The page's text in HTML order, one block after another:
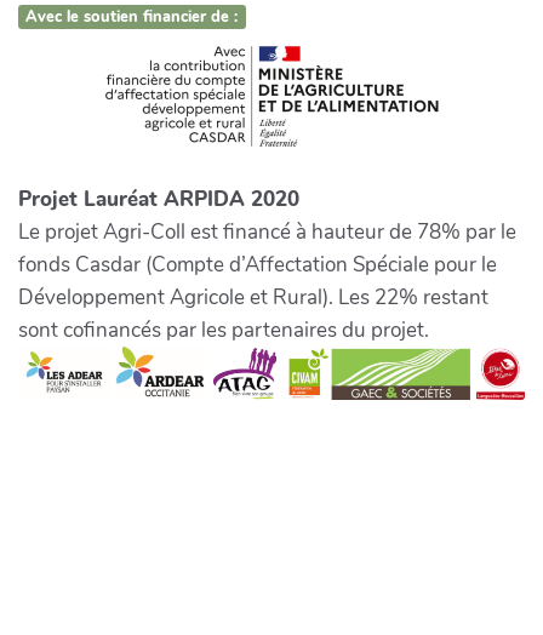
Avec le soutien financier de :
Projet Lauréat ARPIDA 2020
Le projet Agri-Coll est financé à hauteur de 78% par le
fonds Casdar (Compte d’Affectation Spéciale pour le
Développement Agricole et Rural). Les 22% restant
sont cofinancés par les partenaires du projet.